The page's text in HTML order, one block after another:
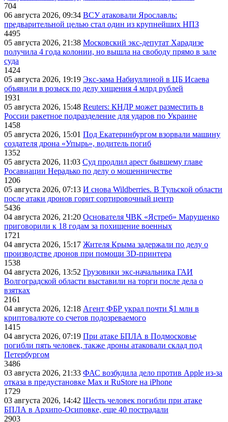
704
06 августа 2026, 09:34 ВСУ атаковали Ярославль:
предварительной целью стал один из крупнейших НПЗ
4495
05 августа 2026, 21:38 Московский экс-депутат Харадизе
получила 4 года колонии, но вышла на свободу прямо в зале
суда
1424
05 августа 2026, 19:19 Экс-зама Набиуллиной в ЦБ Исаева
объявили в розыск по делу хищения 4 млрд рублей
1931
05 августа 2026, 15:48 Reuters: КНДР может разместить в
России ракетное подразделение для ударов по Украине
1458
05 августа 2026, 15:01 Под Екатеринбургом взорвали машину
создателя дрона «Упырь», водитель погиб
1352
05 августа 2026, 11:03 Суд продлил арест бывшему главе
Росавиации Нерадько по делу о мошенничестве
1206
05 августа 2026, 07:13 И снова Wildberries. В Тульской области
после атаки дронов горит сортировочный центр
5436
04 августа 2026, 21:20 Основателя ЧВК «Ястреб» Марущенко
приговорили к 18 годам за похищение военных
1721
04 августа 2026, 15:17 Жителя Крыма задержали по делу о
производстве дронов при помощи 3D‑принтера
1538
04 августа 2026, 13:52 Грузовики экс-начальника ГАИ
Волгоградской области выставили на торги после дела о
взятках
2161
04 августа 2026, 12:18 Агент ФБР украл почти $1 млн в
криптовалюте со счетов подозреваемого
1415
04 августа 2026, 07:19 При атаке БПЛА в Подмосковье
погибли пять человек, также дроны атаковали склад под
Петербургом
3486
03 августа 2026, 21:33 ФАС возбудила дело против Apple из-за
отказа в предустановке Max и RuStore на iPhone
1729
03 августа 2026, 14:42 Шесть человек погибли при атаке
БПЛА в Архипо-Осиповке, еще 40 пострадали
2903